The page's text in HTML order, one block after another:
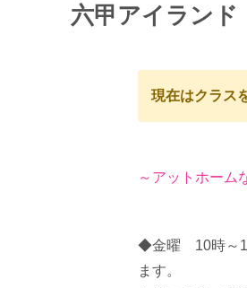
六甲アイラン
現在はクラス
～アットホーム
◆金曜 10時～11
ます。